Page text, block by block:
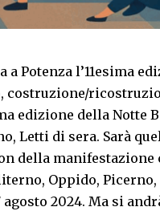
a Potenza l’11esima
costruzione/
edizione della Notte
Letti di sera. Sarà
della manifestazione
Oppido, Picerno,
2024. Ma si